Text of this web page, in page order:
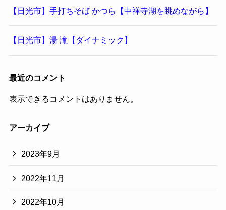
【日光市】手打ちそば かつら【中禅寺湖を眺めながら】
【日光市】湯 滝【ダイナミック】
最近のコメント
表示できるコメントはありません。
アーカイブ
2023年9月
2022年11月
2022年10月